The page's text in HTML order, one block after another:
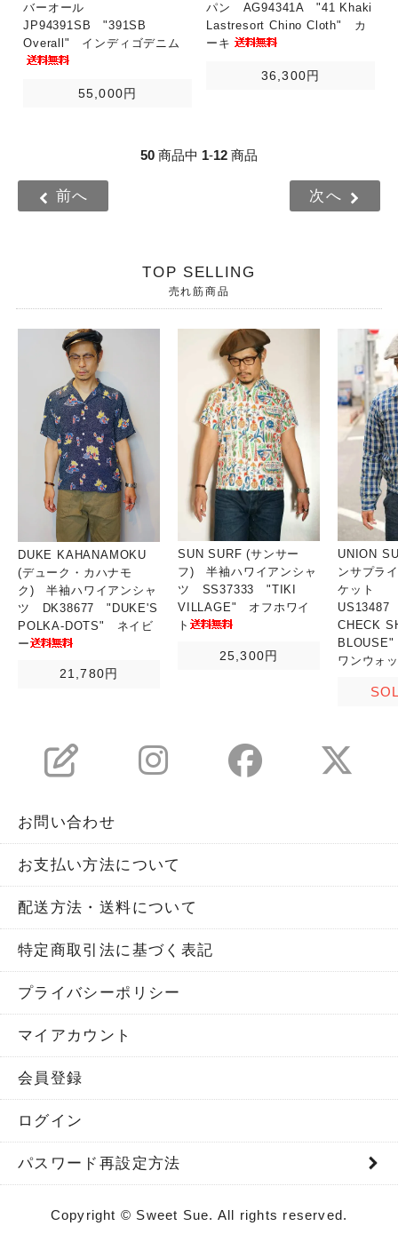
バーオール
JP94391SB "391SB
Overall" インディゴデニム
55,000円
パン AG94341A "41 Khaki
Lastresort Chino Cloth" カ
ーキ
36,300円
50 商品中 1-12 商品
前へ 次へ
TOP SELLING
売れ筋商品
DUKE KAHANAMOKU
(デューク・カハナモ
ク) 半袖ハワイアンシャ
ツ DK38677 "DUKE'S
POLKA-DOTS" ネイビ
ー
21,780円
SUN SURF (サンサー
フ) 半袖ハワイアンシャ
ツ SS37333 "TIKI
VILLAGE" オフホワイ
ト
25,300円
UNION
ンサプラ
ケット
US13487
CHECK
ワンウォ
お問い合わせ
お支払い方法について
配送方法・送料について
特定商取引法に基づく表記
プライバシーポリシー
マイアカウント
会員登録
ログイン
パスワード再設定方法
Copyright © Sweet Sue. All rights reserved.